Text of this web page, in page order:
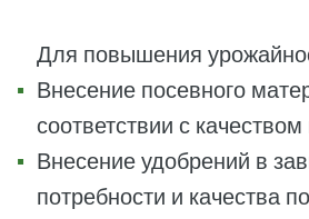
Для повышения
Внесение посевного
соответствии с
Внесение удобрений в
потребности и качества